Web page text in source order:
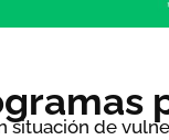
situación de